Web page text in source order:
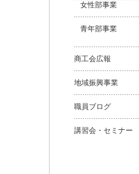
女性部事業
青年部事業
商工会広報
地域振興事業
職員ブログ
講習会・セミナー